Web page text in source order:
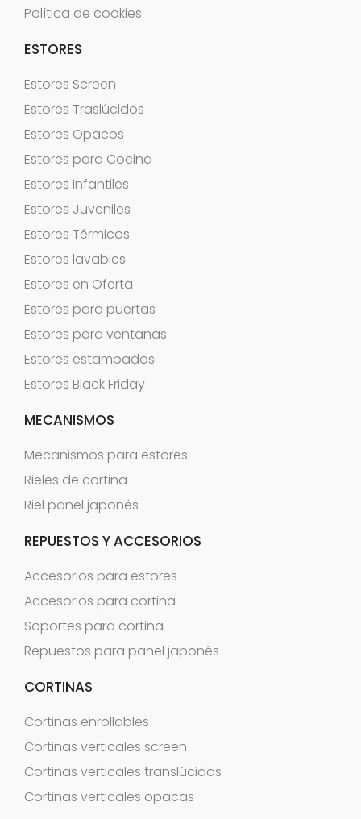
Política de cookies
ESTORES
Estores Screen
Estores Traslúcidos
Estores Opacos
Estores para Cocina
Estores Infantiles
Estores Juveniles
Estores Térmicos
Estores lavables
Estores en Oferta
Estores para puertas
Estores para ventanas
Estores estampados
Estores Black Friday
MECANISMOS
Mecanismos para estores
Rieles de cortina
Riel panel japonés
REPUESTOS Y ACCESORIOS
Accesorios para estores
Accesorios para cortina
Soportes para cortina
Repuestos para panel japonés
CORTINAS
Cortinas enrollables
Cortinas verticales screen
Cortinas verticales translúcidas
Cortinas verticales opacas